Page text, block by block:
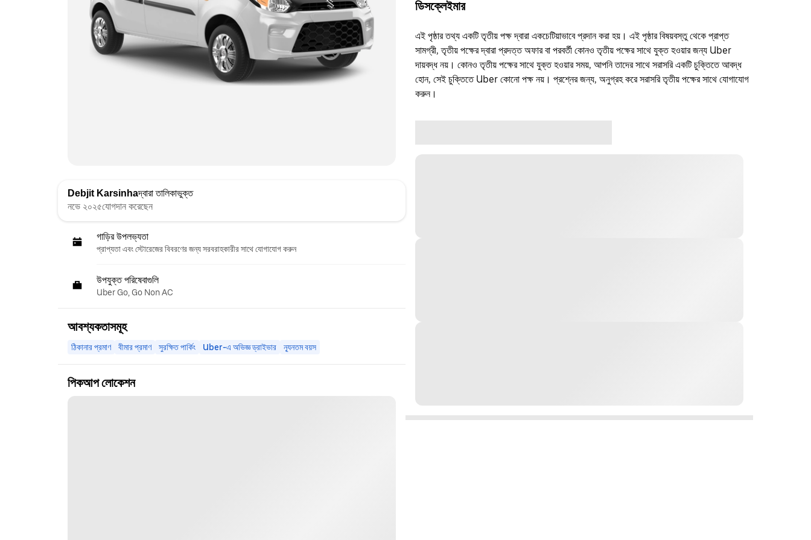
Debjit Karsinhaদ্বারা তালিকাভুক্ত
নভে ২০২৫যোগদান করেছেন
গাড়ির উপলভ্যতা
প্রাপ্যতা এবং স্টোরেজের বিবরণের জন্য সরবরাহকারীর সাথে যোগাযোগ করুন
উপযুক্ত পরিষেবাগুলি
Uber Go, Go Non AC
আবশ্যকতাসমূহ
ঠিকানার প্রমাণ বীমার প্রমাণ সুরক্ষিত পার্কিং Uber-এ অভিজ্ঞ ড্রাইভার ন্যূনতম বয়স
পিকআপ লোকেশন
ডিসক্লেইমার
এই পৃষ্ঠার তথ্য একটি তৃতীয় পক্ষ দ্বারা একচেটিয়াভাবে প্রদান করা হয়। এই পৃষ্ঠার বিষয়বস্তু থেকে প্রাপ্ত
সামগ্রী, তৃতীয় পক্ষের দ্বারা প্রদত্ত অফার বা পরবর্তী কোনও তৃতীয় পক্ষের সাথে যুক্ত হওয়ার জন্য Uber
দায়বদ্ধ নয়। কোনও তৃতীয় পক্ষের সাথে যুক্ত হওয়ার সময়, আপনি তাদের সাথে সরাসরি একটি চুক্তিতে আবদ্ধ
হোন, সেই চুক্তিতে Uber কোনো পক্ষ নয়। প্রশ্নের জন্য, অনুগ্রহ করে সরাসরি তৃতীয় পক্ষের সাথে যোগাযোগ
করুন।